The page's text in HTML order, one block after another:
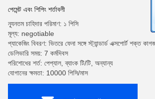
পেমেন্ট এবং শিপিং শর্তাবলী
ন্যূনতম চাহিদার পরিমাণ: ১ পিসি
মূল্য: negotiable
প্যাকেজিং বিবরণ: ভিতরে ফেনা সঙ্গে স্ট্যান্ডার্ড এক্সপোর্ট শক্ত
ডেলিভারি সময়: 7 কর্মদিবস
পরিশোধের শর্ত: পেপ্যাল, ব্যাংক টি/টি, অন্যান্য
যোগানের ক্ষমতা: 10000 পিসি/মাস